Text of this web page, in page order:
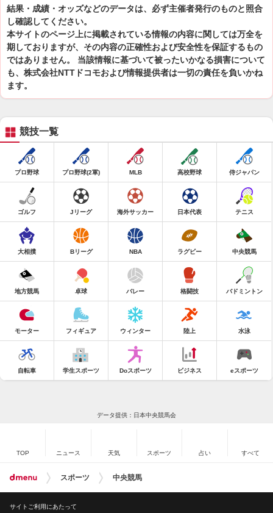
結果・成績・オッズなどのデータは、必ず主催者発行のものと照合
し確認してください。
本サイトのページ上に掲載されている情報の内容に関しては万全を
期しておりますが、その内容の正確性および安全性を保証するもの
ではありません。 当該情報に基づいて被ったいかなる損害について
も、株式会社NTTドコモおよび情報提供者は一切の責任を負いかね
ます。
競技一覧
プロ野球 プロ野球(2軍) MLB 高校野球 侍ジャパン
ゴルフ Jリーグ 海外サッカー 日本代表 テニス
大相撲 Bリーグ NBA ラグビー 中央競馬
地方競馬 卓球 バレー 格闘技 バドミントン
モーター フィギュア ウィンター 陸上 水泳
自転車 学生スポーツ Doスポーツ ビジネス eスポーツ
データ提供：日本中央競馬会
TOP ニュース 天気 スポーツ 占い すべて
スポーツ 中央競馬
サイトご利用にあたって